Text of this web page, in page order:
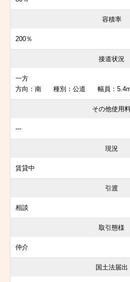
容積率
200％
接道状況
一方
方向：南 種別：公道 幅員：
その他使用
---
現況
賃貸中
引渡
相談
取引態様
仲介
国土法届出